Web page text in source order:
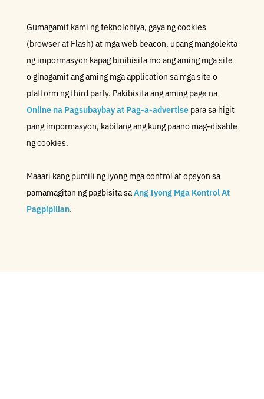
Gumagamit kami ng teknolohiya, gaya ng cookies
(browser at Flash) at mga web beacon, upang mangolekta
ng impormasyon kapag binibisita mo ang aming mga site
o ginagamit ang aming mga application sa mga site o
platform ng third party. Pakibisita ang aming page na
Online na Pagsubaybay at Pag-a-advertise para sa higit
pang impormasyon, kabilang ang kung paano mag-disable
ng cookies.
Maaari kang pumili ng iyong mga control at opsyon sa
pamamagitan ng pagbisita saAng Iyong Mga Kontrol At
Pagpipilian.